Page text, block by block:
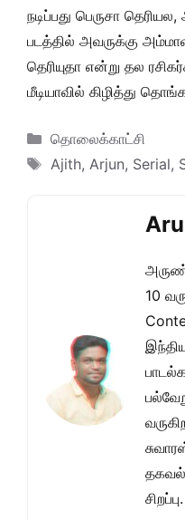
நடிப்பது பெருசா
படத்தில் அவருக்கு
தெரியுதா என்று தல
மீடியாவில் கிழித்து
Categories
தொலைக்காட்சி
Tags
Ajith, Arjun, Serial,
அருண்
10
சிறப்பு.